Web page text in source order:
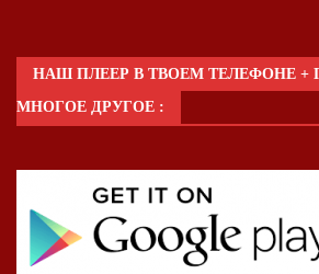
НАШ ПЛЕЕР В ТВОЕМ ТЕЛЕФОНЕ +
МНОГОЕ ДРУГОЕ :